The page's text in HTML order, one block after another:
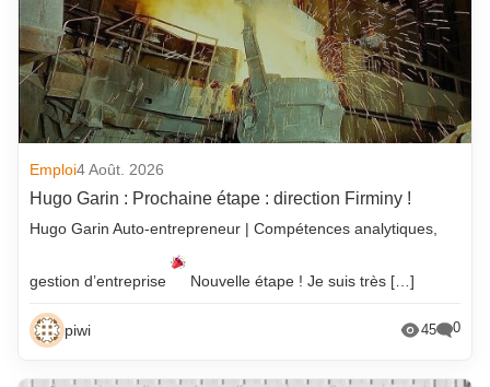
Emploi4 Août. 2026
Hugo Garin : Prochaine étape : direction Firminy !
Hugo Garin Auto-entrepreneur | Compétences analytiques,
gestion d’entreprise Nouvelle étape ! Je suis très […]
piwi 45 0